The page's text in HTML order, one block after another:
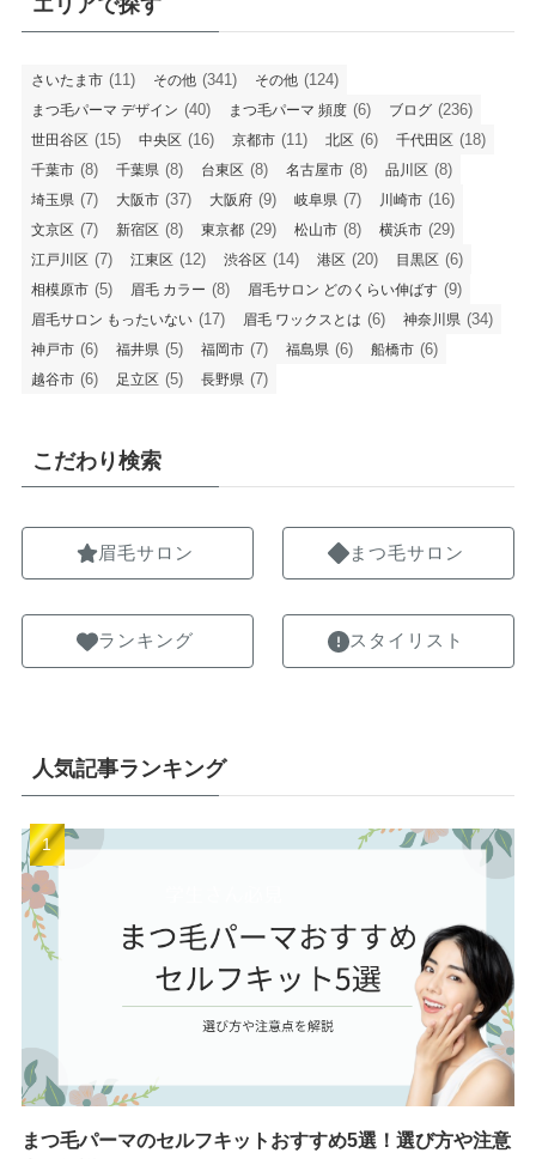
エリアで探す
さいたま市 (11) その他 (341) その他 (124)
まつ毛パーマ デザイン (40) まつ毛パーマ 頻度 (6) ブログ (236)
世田谷区 (15) 中央区 (16) 京都市 (11) 北区 (6) 千代田区 (18)
千葉市 (8) 千葉県 (8) 台東区 (8) 名古屋市 (8) 品川区 (8)
埼玉県 (7) 大阪市 (37) 大阪府 (9) 岐阜県 (7) 川崎市 (16)
文京区 (7) 新宿区 (8) 東京都 (29) 松山市 (8) 横浜市 (29)
江戸川区 (7) 江東区 (12) 渋谷区 (14) 港区 (20) 目黒区 (6)
相模原市 (5) 眉毛 カラー (8) 眉毛サロン どのくらい伸ばす (9)
眉毛サロン もったいない (17) 眉毛 ワックスとは (6) 神奈川県 (34)
神戸市 (6) 福井県 (5) 福岡市 (7) 福島県 (6) 船橋市 (6)
越谷市 (6) 足立区 (5) 長野県 (7)
こだわり検索
眉毛サロン
ランキング
まつ毛サロン
スタイリスト
人気記事ランキング
まつ毛パーマのセルフキットおすすめ5選！選び方や注意